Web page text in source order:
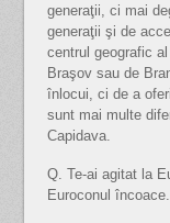
generaţii, ci mai
generaţii şi de
centrul geografic
Braşov sau de
înlocui, ci de a
sunt mai multe
Capidava.
Q. Te-ai agitat la
Euroconul